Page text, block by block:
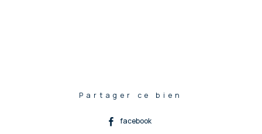
Partager ce bien
facebook